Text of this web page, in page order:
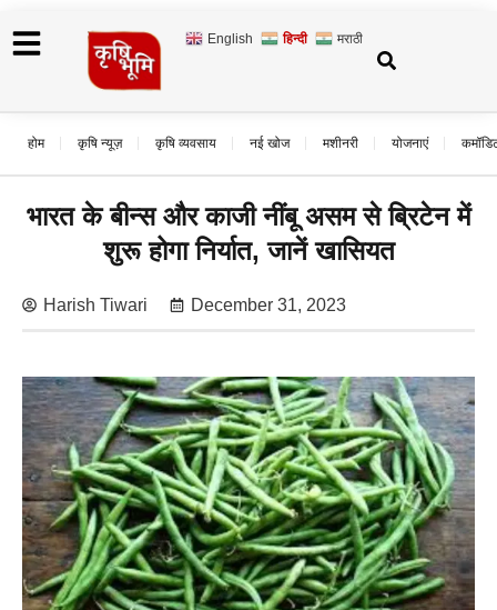
English हिन्दी मराठी
होम कृषि न्यूज़ कृषि व्यवसाय नई खोज मशीनरी योजनाएं
भारत के बीन्स और काजी नींबू असम से ब्रिटेन में
शुरू होगा निर्यात, जानें खासियत
Harish Tiwari December 31, 2023